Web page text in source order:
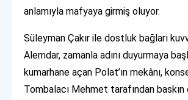
anlamıyla mafyaya girmiş oluyor.
Süleyman Çakır ile dostluk bağları
Alemdar, zamanla adını duyurmaya
kumarhane açan Polat’ın mekânı,
Tombalacı Mehmet tarafından